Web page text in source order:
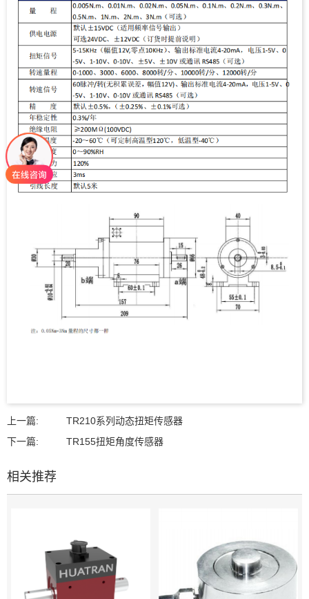
上一篇:
TR210系列动态扭矩传感器
下一篇:
TR155扭矩角度传感器
相关推荐